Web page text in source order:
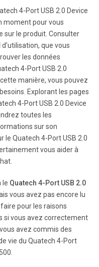
Click on Server
server” as
and li st all
as shown below
protected and
the selected
‘Password’
a ‘Unlock OK’
can be configured
a server
4-Port USB 2.0 Device
moment pour vous
sur le produit. Consulter
que vous
les données
4-Port USB 2.0
manière, vous pouvez
Explorant les pages
4-Port USB 2.0 Device
toutes les
sur son
Quatech 4-Port USB 2.0
vous aider à
le Quatech 4-Port USB 2.0
vous avez pas encore lu
pour les raisons
si vous avez correctement
avez commis des
vie du Quatech 4-Port